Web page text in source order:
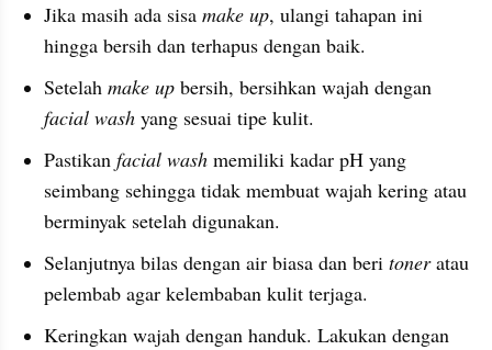
Jika masih ada sisa make up, ulangi tahapan ini
hingga bersih dan terhapus dengan baik.
Setelah make up
facial wash yang sesuai tipe kulit.
Pastikan facial wash memiliki kadar pH yang
seimbang sehingga tidak membuat wajah kering atau
berminyak setelah digunakan.
Selanjutnya bilas dengan air biasa dan beri toner atau
pelembab agar kelembaban kulit terjaga.
Keringkan wajah dengan handuk. Lakukan dengan